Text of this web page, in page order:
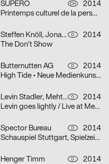
SUPERO CH
2014
Printemps culturel de la perse à l’Iran contemporain
Steffen Knöll, Jonas Zieher, Fabian Krauss, Mark Bohle, Henger Timm D
2014
The Don’t Show
Butternutten AG D
2014
High Tide • Neue Medienkunst im Alten Volksbad
Levin Stadler, Mehtap Avci D
2014
Levin goes lightly / Live at Merlin/Stuttgart / Live at Stattbad/Berlin
Spector Bureau D
2014
Schauspiel Stuttgart, Spielzeit 2014/2015
Henger Timm D
2014